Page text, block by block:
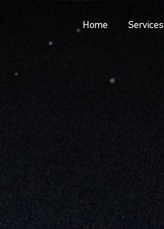
Home Services
Home Services